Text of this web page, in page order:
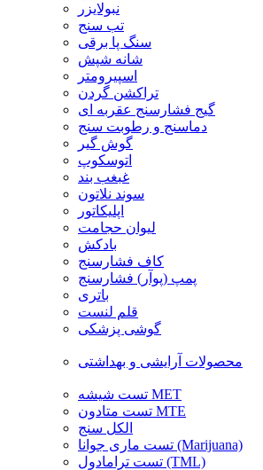
نبولایزر
تب سنج
سنگ پا برقی
شانه شپش
اسپیرومتر
تراکشن گردن
گیج فشارسنج عقربه ای
دماسنج و رطوبت سنج
گوش گیر
اتوسکوپ
غبغب بند
سوند نلاتون
اپلیکاتور
لیوان حجامت
بادکش
کاف فشارسنج
پمپ (پوآر) فشارسنج
باتری
قلم لنست
گوشی پزشکی
محصولات آرایشی و بهداشتی
تست شیشه MET
تست متادون MTE
الکل سنج
تست ماری جوانا (Marijuana)
تست ترامادول (TML)